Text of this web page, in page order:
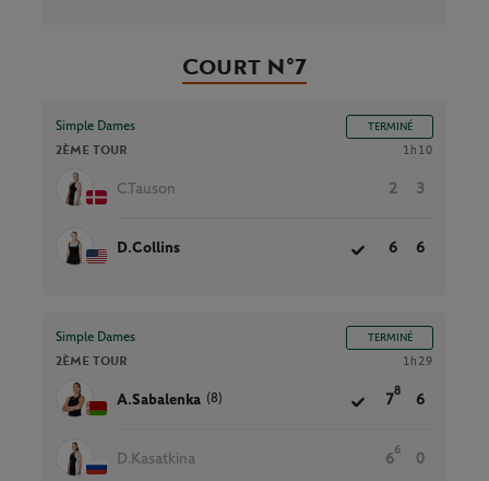
Court N°7
Simple Dames TERMINÉ
2ÈME TOUR 1h10
C.Tauson 2 3
D.Collins 6 6
Simple Dames TERMINÉ
2ÈME TOUR 1h29
A.Sabalenka (8) 7
8
6
D.Kasatkina 6
6
0